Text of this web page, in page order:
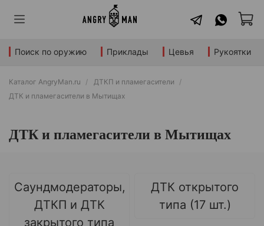
Поиск по оружию Приклады Цевья Рукоятки
Каталог AngryMan.ru
ДТКП и пламегасители
ДТК и пламегасители в Мытищах
ДТК и пламегасители в Мытищах
Саундмодераторы,
ДТКП и ДТК
закрытого типа
ДТК открытого
типа (17 шт.)